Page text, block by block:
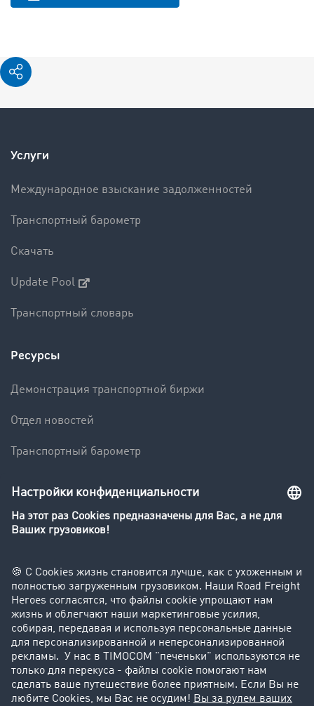
Услуги
Международное взыскание задолженностей
Транспортный барометр
Скачать
Update Pool
Транспортный словарь
Ресурсы
Демонстрация транспортной биржи
Отдел новостей
Транспортный барометр
Компания
Истории успеха
Поддержка
Поддержка
Юридическая информация